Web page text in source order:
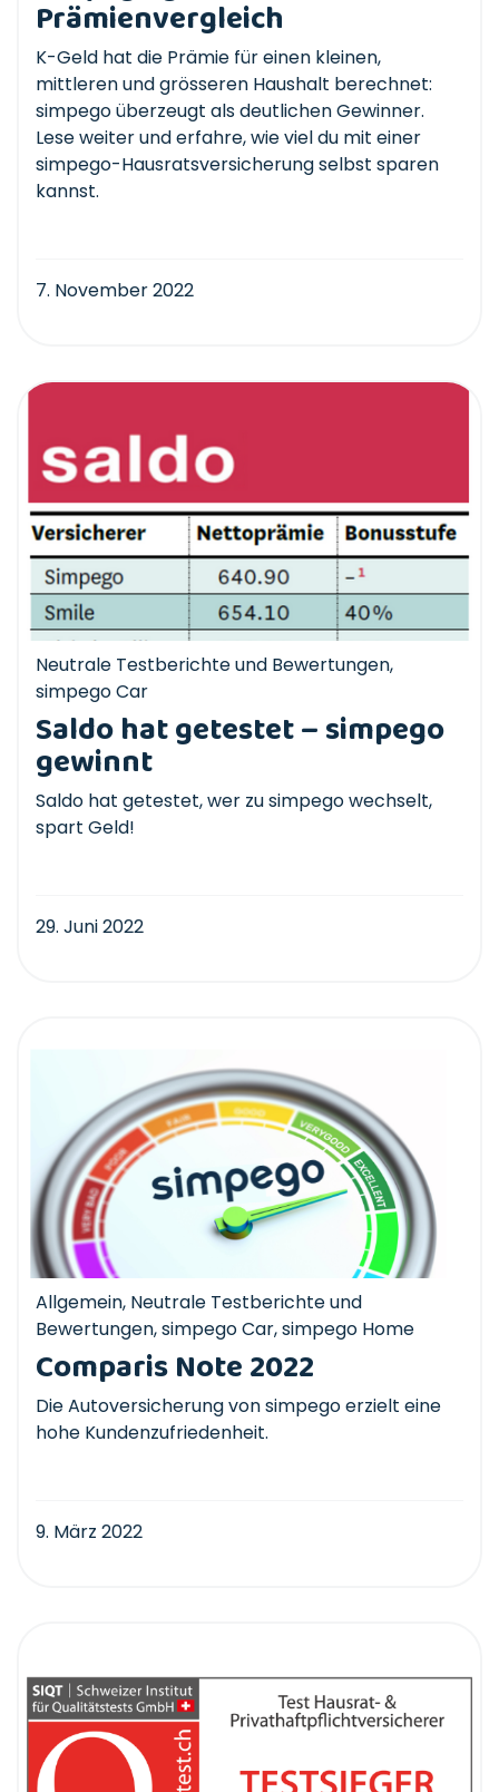
Prämienvergleich
K-Geld hat die Prämie für einen kleinen,
mittleren und grösseren Haushalt berechnet:
simpego überzeugt als deutlichen Gewinner.
Lese weiter und erfahre, wie viel du mit einer
simpego-Hausratsversicherung selbst sparen
kannst.
7. November 2022
Neutrale Testberichte und Bewertungen,
simpego Car
Saldo hat getestet – simpego
gewinnt
Saldo hat getestet, wer zu simpego wechselt,
spart Geld!
29. Juni 2022
Allgemein, Neutrale Testberichte und
Bewertungen,simpego Car,simpego Home
Comparis Note 2022
Die Autoversicherung von simpego erzielt eine
hohe Kundenzufriedenheit.
9. März 2022